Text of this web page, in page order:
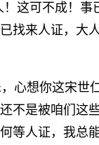
！这可不成！事
找来人证，大
心想你这宋世
不是被咱们这
等人证，我总